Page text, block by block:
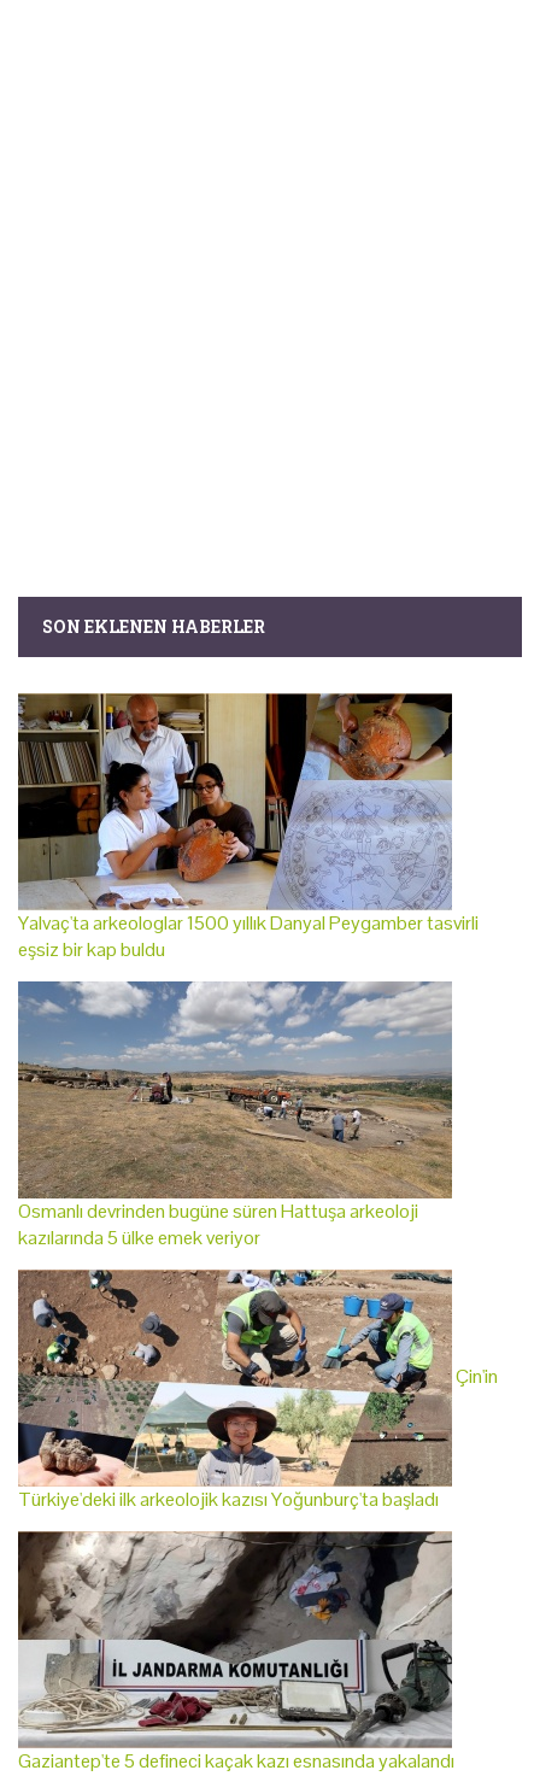
SON EKLENEN HABERLER
Yalvaç'ta arkeologlar 1500 yıllık Danyal Peygamber tasvirli
eşsiz bir kap buldu
Osmanlı devrinden bugüne süren Hattuşa arkeoloji
kazılarında 5 ülke emek veriyor
Çin'in
Türkiye'deki ilk arkeolojik kazısı Yoğunburç'ta başladı
Gaziantep'te 5 defineci kaçak kazı esnasında yakalandı